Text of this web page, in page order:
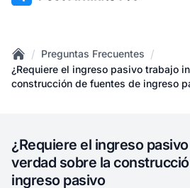
Home
/ Preguntas Frecuentes /
¿Requiere el ingreso pasivo trabajo
construcción de fuentes de ingreso
¿Requiere el ingreso
verdad sobre la
ingreso pasivo